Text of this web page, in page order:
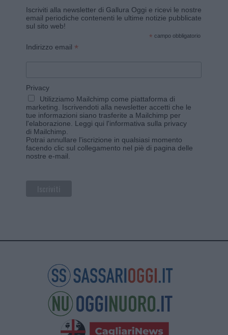
Iscriviti alla newsletter di Gallura Oggi e ricevi le nostre
email periodiche contenenti le ultime notizie pubblicate
sul sito web!
* campo obbligatorio
Indirizzo email *
Privacy
Utilizziamo Mailchimp come piattaforma di
marketing. Iscrivendoti alla newsletter accetti che le
tue informazioni siano trasferite a Mailchimp per
l'elaborazione. Leggi qui l'informativa sulla privacy
di Mailchimp
Potrai annullare l'iscrizione in qualsiasi momento
facendo clic sul collegamento nel piè di pagina delle
nostre e-mail.